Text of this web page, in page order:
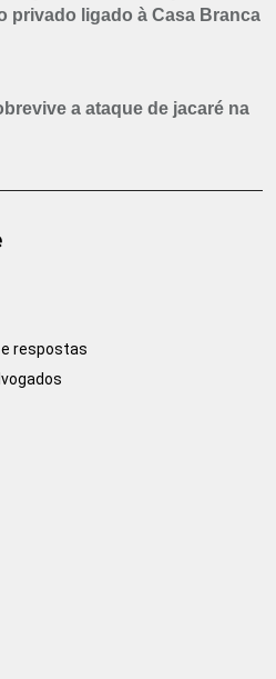
privado ligado à Casa Branca
a ataque de jacaré na
respostas